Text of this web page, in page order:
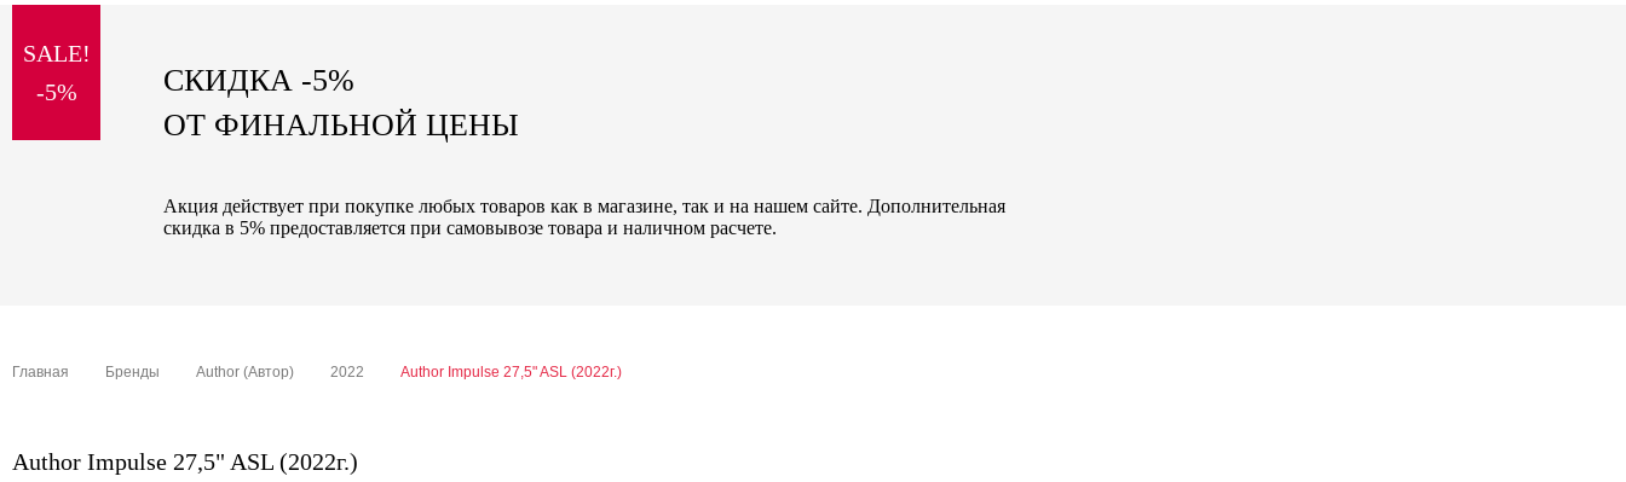
special price
SALE!
-5%
СКИДКА -5%
ОТ ФИНАЛЬНОЙ ЦЕНЫ
Акция действует при покупке любых товаров как в магазине, так и на нашем сайте. Дополнительная
скидка в 5% предоставляется при самовывозе товара и наличном расчете.
Главная Бренды Author (Автор) 2022 Author Impulse 27,5" ASL (2022г.)
Author Impulse 27,5" ASL (2022г.)